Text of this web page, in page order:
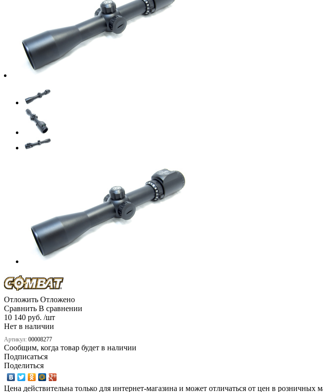
Отложить Отложено
Сравнить В сравнении
10 140 руб. /шт
Нет в наличии
Артикул: 00008277
Сообщим, когда товар будет в наличии
Подписаться
Поделиться
Цена действительна только для интернет-магазина и может отличаться от цен в розничных